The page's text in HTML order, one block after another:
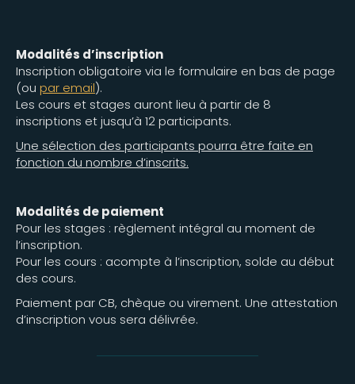
Modalités d’inscription
Inscription obligatoire via le formulaire en bas de page
(ou par email).
Les cours et stages auront lieu à partir de 8
inscriptions et jusqu’à 12 participants.
Une sélection des participants pourra être faite en
fonction du nombre d’inscrits.
Modalités de paiement
Pour les stages : règlement intégral au moment de
l’inscription.
Pour les cours : acompte à l’inscription, solde au début
des cours.
Paiement par CB, chèque ou virement. Une attestation
d’inscription vous sera délivrée.